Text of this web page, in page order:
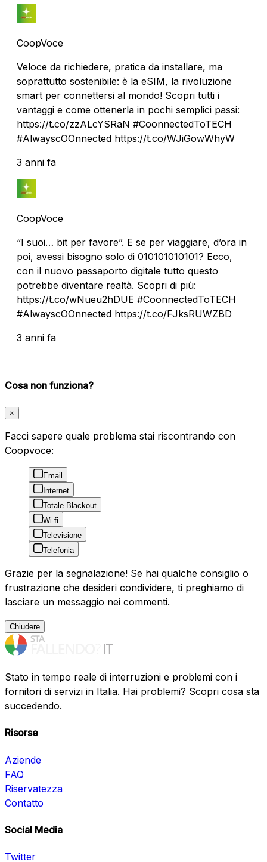
CoopVoce
Veloce da richiedere, pratica da installare, ma
soprattutto sostenibile: è la eSIM, la rivoluzione
smart per connettersi al mondo! Scopri tutti i
vantaggi e come ottenerla in pochi semplici passi:
https://t.co/zzALcYSRaN #CoonnectedToTECH
#AlwayscOOnnected https://t.co/WJiGowWhyW
3 anni fa
CoopVoce
“I suoi… bit per favore”. E se per viaggiare, d’ora in
poi, avessi bisogno solo di 010101010101? Ecco,
con il nuovo passaporto digitale tutto questo
potrebbe diventare realtà. Scopri di più:
https://t.co/wNueu2hDUE #CoonnectedToTECH
#AlwayscOOnnected https://t.co/FJksRUWZBD
3 anni fa
Cosa non funziona?
×
Facci sapere quale problema stai riscontrando con
Coopvoce:
Email
Internet
Totale Blackout
Wi-fi
Televisione
Telefonia
Grazie per la segnalazione! Se hai qualche consiglio o
frustrazione che desideri condividere, ti preghiamo di
lasciare un messaggio nei commenti.
Chiudere
Stato in tempo reale di interruzioni e problemi con i
fornitori di servizi in Italia. Hai problemi? Scopri cosa sta
succedendo.
Risorse
Aziende
FAQ
Riservatezza
Contatto
Social Media
Twitter